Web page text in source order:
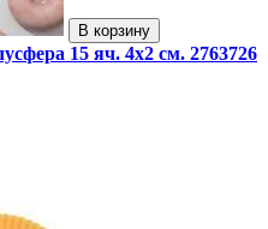
В корзину
15 яч. 4х2 см. 2763726